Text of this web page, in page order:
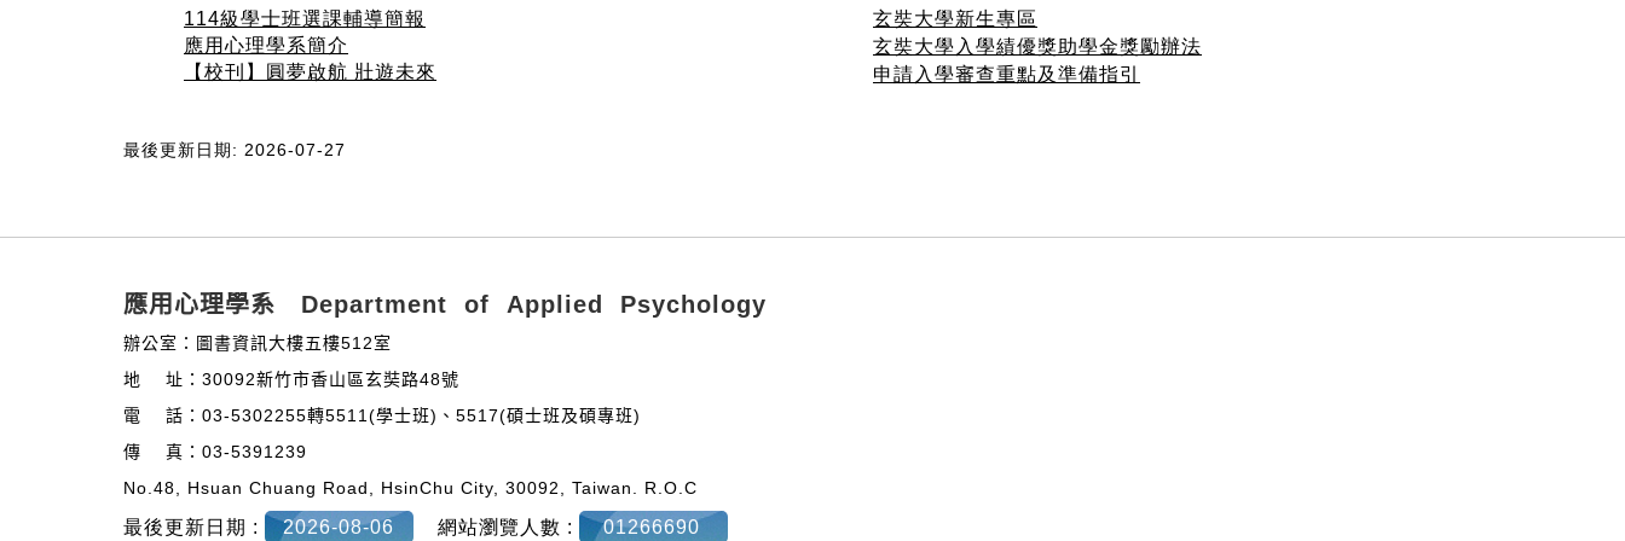
114級學士班選課輔導簡報
應用心理學系簡介
【校刊】圓夢啟航 壯遊未來
玄奘大學新生專區
玄奘大學入學績優獎助學金獎勵辦法
申請入學審查重點及準備指引
最後更新日期: 2026-07-27
應用心理學系 Department of Applied Psychology
辦公室：圖書資訊大樓五樓512室
地 址：30092新竹市香山區玄奘路48號
電 話：03-5302255轉5511(學士班)、5517(碩士班及碩專班)
傳 真：03-5391239
No.48, Hsuan Chuang Road, HsinChu City, 30092, Taiwan. R.O.C
最後更新日期 : 2026-08-06 網站瀏覽人數 : 01266690